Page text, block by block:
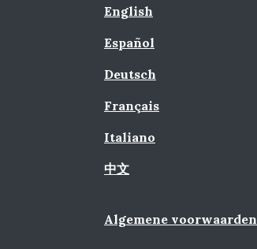
English
Español
Deutsch
Français
Italiano
中文
Algemene voorwaarden